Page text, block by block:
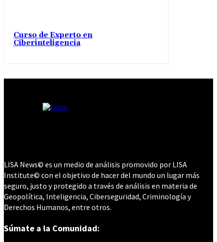
Curso de Experto en
Ciberinteligencia
LISA News© es un medio de análisis promovido por LISA
Institute© con el objetivo de hacer del mundo un lugar más
seguro, justo y protegido a través de análisis en materia de
Geopolítica, Inteligencia, Ciberseguridad, Criminología y
Derechos Humanos, entre otros.
Súmate a la Comunidad: